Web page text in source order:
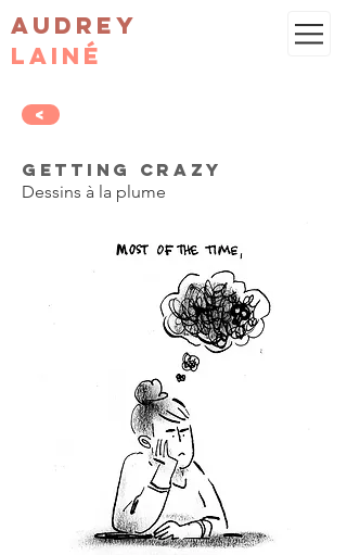
Audrey
Lainé
<
Getting crazy
Dessins à la plume